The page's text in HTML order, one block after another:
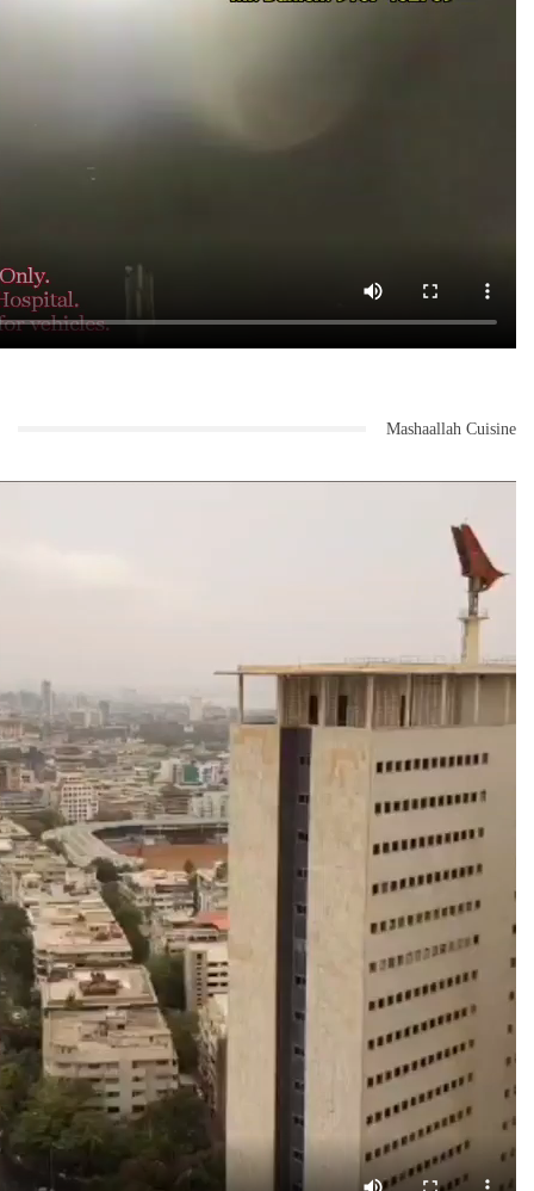
Mashaallah Cuisine